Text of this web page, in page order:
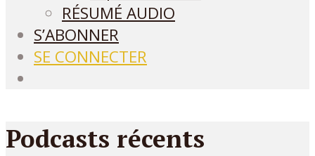
RÉSUMÉ AUDIO
S’ABONNER
SE CONNECTER
Podcasts récents